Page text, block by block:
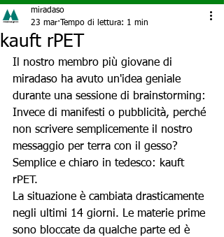
kauft rPET
miradaso
23 mar
Tempo di lettura: 1 min
Il nostro membro più giovane di
miradaso ha avuto un'idea geniale
durante una sessione di brainstorming:
Invece di manifesti o pubblicità, perché
non scrivere semplicemente il nostro
messaggio per terra con il gesso?
Semplice e chiaro in tedesco: kauft
rPET.
La situazione è cambiata drasticamente
negli ultimi 14 giorni. Le materie prime
sono bloccate da qualche parte ed è